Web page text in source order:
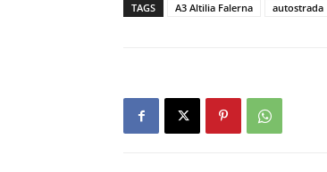
TAGS A3 Altilia Falerna autostrada